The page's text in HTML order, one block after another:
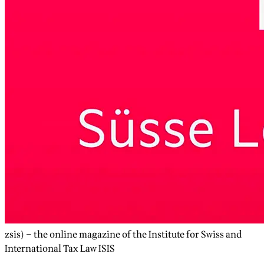
zsis) – the online magazine of the Institute for Swiss and
International Tax Law ISIS